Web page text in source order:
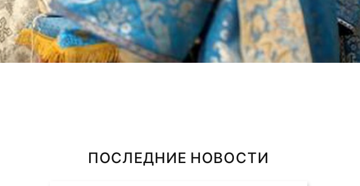
ПОСЛЕДНИЕ НОВОСТИ